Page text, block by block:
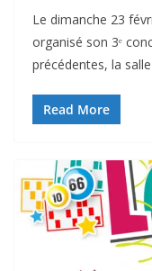
Le dimanche 23
organisé son 3ᵉ
précédentes, la salle
Read More